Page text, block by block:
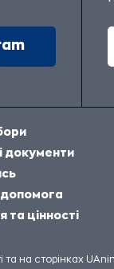
документи
допомога
та цінності
та на сторінках